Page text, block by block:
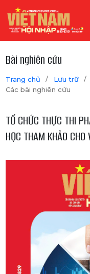
Bài nghiên cứu
Trang chủ / Lưu trữ /
Các bài nghiên cứu
TỔ CHỨC THỰC THI
HỌC THAM KHẢO CHO